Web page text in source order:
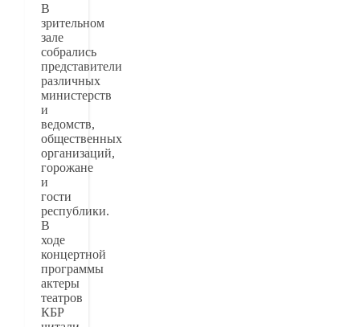
В
зрительном
зале
собрались
представители
различных
министерств
и
ведомств,
общественных
организаций,
горожане
и
гости
республики.
В
ходе
концертной
программы
актеры
театров
КБР